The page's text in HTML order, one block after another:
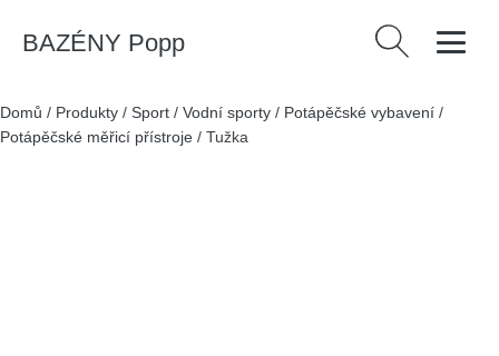
BAZÉNY Popp Vyhledávání
Domů / Produkty / Sport / Vodní sporty / Potápěčské vybavení /
Potápěčské měřicí přístroje / Tužka